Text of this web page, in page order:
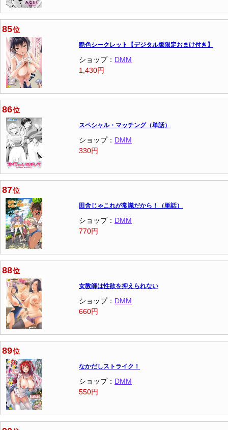
85位
艶色シークレット【デジタル版限定おまけ付き】
ショップ： DMM
1,430円
86位
スペシャル・マッチング（単話）
ショップ： DMM
330円
87位
田舎じゃこれが常識だから！（単話）
ショップ： DMM
770円
88位
女教師は性欲を抑えられない
ショップ： DMM
660円
89位
なかだしストライク！
ショップ： DMM
550円